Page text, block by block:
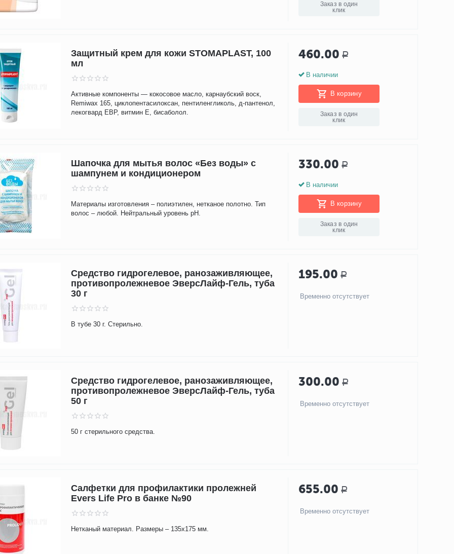
Заказ в один
клик
Защитный крем для кожи STOMAPLAST, 100
мл
Активные компоненты — кокосовое масло, карнаубский воск,
Remiwax 165, циклопентасилоксан, пентиленгликоль, д-пантенол,
лекогвард EBP, витмин Е, бисаболол.
460.00 Р
В наличии
В корзину
Заказ в один
клик
Шапочка для мытья волос «Без воды» с
шампунем и кондиционером
Материалы изготовления – полиэтилен, нетканое полотно. Тип
волос – любой. Нейтральный уровень pH.
330.00 Р
В наличии
В корзину
Заказ в один
клик
Средство гидрогелевое, ранозаживляющее,
противопролежневое ЭверсЛайф-Гель, туба
30 г
В тубе 30 г. Стерильно.
195.00 Р
Временно отсутствует
Средство гидрогелевое, ранозаживляющее,
противопролежневое ЭверсЛайф-Гель, туба
50 г
50 г стерильного средства.
300.00 Р
Временно отсутствует
Салфетки для профилактики пролежней
Evers Life Pro в банке №90
Нетканый материал. Размеры – 135x175 мм.
655.00 Р
Временно отсутствует